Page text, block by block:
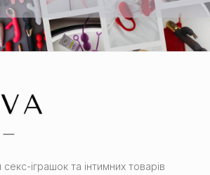
іграшок та інтимних товарів